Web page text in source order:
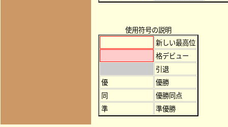
使用符号の説明
新しい最高位
格デビュー
引退
優
優勝
同
優勝同点
準
準優勝